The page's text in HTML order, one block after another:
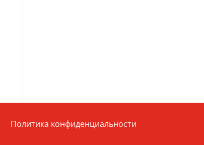
Политика конфиденциальности